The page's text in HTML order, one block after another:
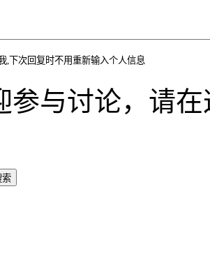
,下次回复时不用重新输入个人信息
与讨论，请在